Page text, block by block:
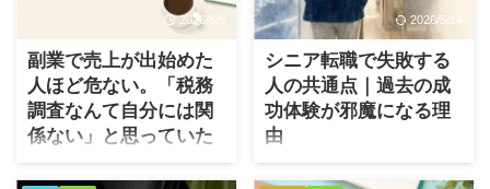
2026/6/5
副業で売上が出始めた
人ほど危ない。「税務
調査なんて自分には関
係ない」と思っていた
会社員時代の実録
2026/5/14
シニア転職で失敗する
人の共通点｜過去の成
功体験が邪魔になる理
由
早期退職、役職定年、定年後